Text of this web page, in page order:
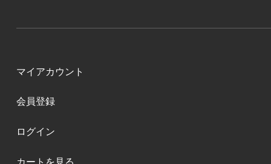
マイアカウント
会員登録
ログイン
カートを見る